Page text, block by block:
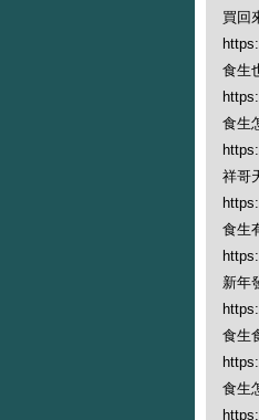
買回
食生
食生
祥哥
食生
新年
食生
食生